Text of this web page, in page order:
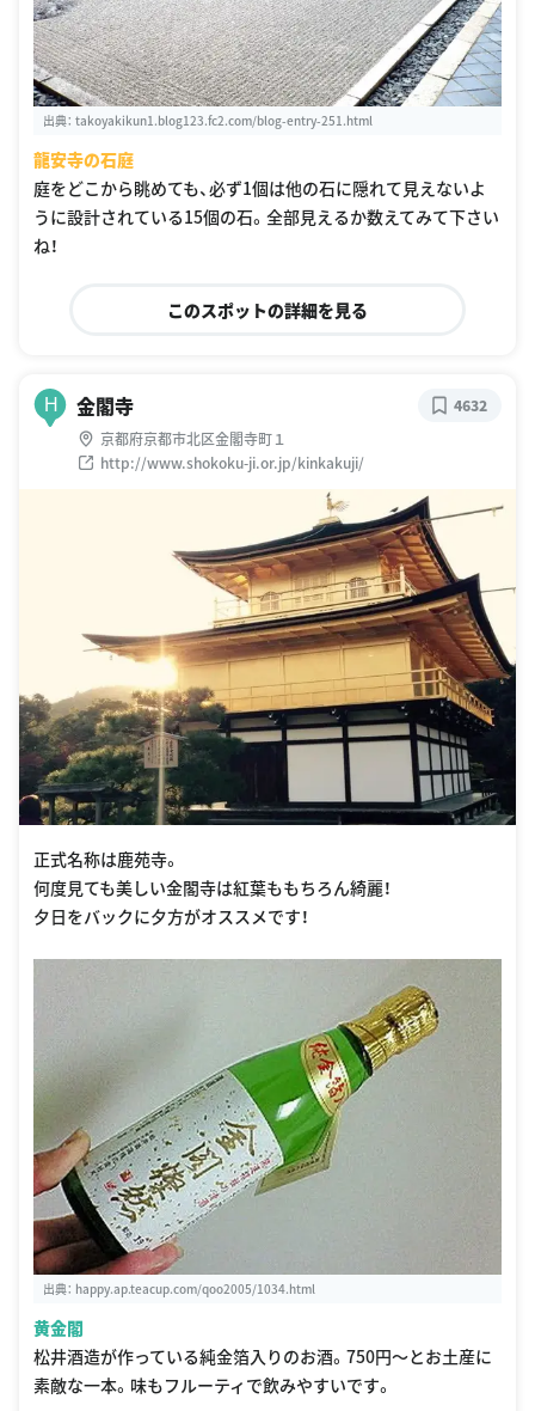
出典： takoyakikun1.blog123.fc2.com/blog-entry-251.html
龍安寺の石庭
庭をどこから眺めても、必ず1個は他の石に隠れて見えないよ
うに設計されている15個の石。全部見えるか数えてみて下さい
ね！
このスポットの詳細を見る
H 金閣寺
京都府京都市北区金閣寺町１
http://www.shokoku-ji.or.jp/kinkakuji/
4632
正式名称は鹿苑寺。
何度見ても美しい金閣寺は紅葉ももちろん綺麗！
夕日をバックに夕方がオススメです！
出典： happy.ap.teacup.com/qoo2005/1034.html
黄金閣
松井酒造が作っている純金箔入りのお酒。750円〜とお土産に
素敵な一本。味もフルーティで飲みやすいです。